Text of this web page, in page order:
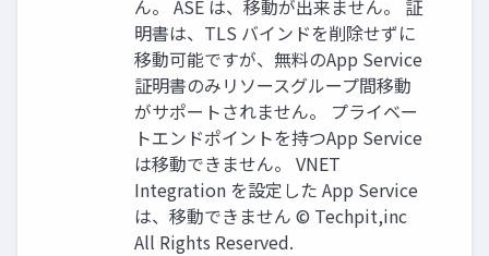
ん。 ASE は、移動が出来ません。 証
明書は、TLS バインドを削除せずに
移動可能ですが、無料のApp Service
証明書のみリソースグループ間移動
がサポートされません。 プライベー
トエンドポイントを持つApp Service
は移動できません。 VNET
Integration を設定した App Service
は、移動できません © Techpit,inc
All Rights Reserved.